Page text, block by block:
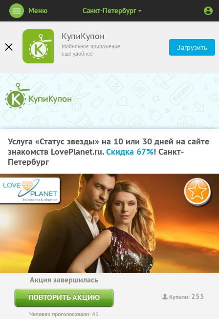
КупиКупон
Мобильное приложение
ещё удобнее
Загрузить
Меню Санкт-Петербург
Услуга «Статус звезды» на 10 или 30 дней на сайте
знакомств LovePlanet.ru.Скидка 67%! Санкт-
Петербург
Купили: 255
Акция завершилась
ПОВТОРИТЬ АКЦИЮ
Человек проголосовало: 41